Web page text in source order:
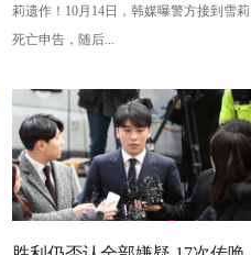
莉遗作！10月14日，韩媒曝警方接到雪莉
死亡申告，随后...